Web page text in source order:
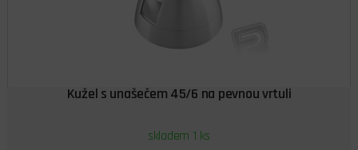
Kužel s unašečem 45/6 na pevnou vrtuli
skladem 1 ks